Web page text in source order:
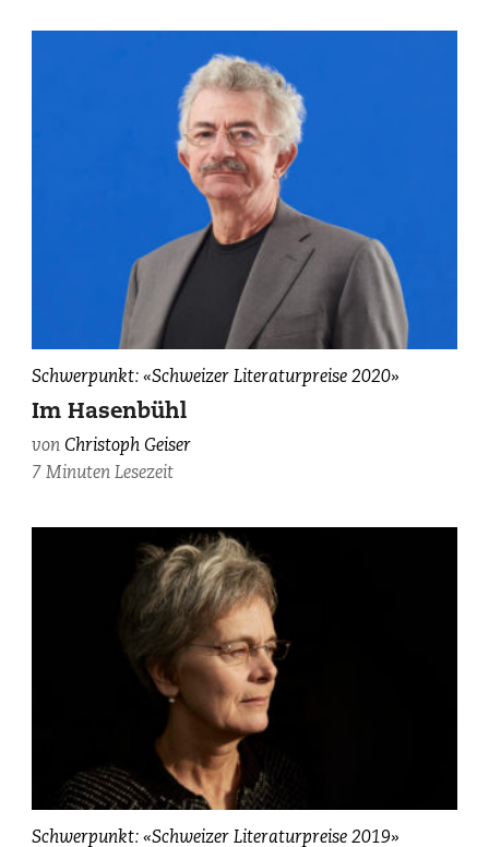
Christoph
fotografiert
von
Younès
Schwerpunkt: «Schweizer Literaturpreise 2020»
Im Hasenbühl
vonChristoph Geiser
7 Minuten Lesezeit
Christina
Schwerpunkt: «Schweizer Literaturpreise 2019»